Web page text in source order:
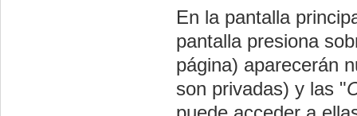
En la pantalla
pantalla presiona
página) aparecerán
son privadas) y las "